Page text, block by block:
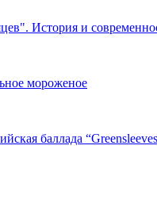
История и
мороженое
баллада